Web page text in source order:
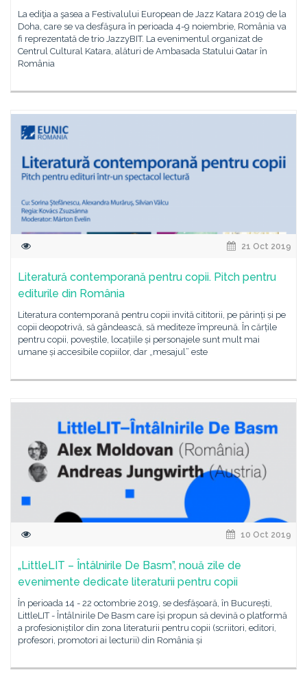
La ediţia a şasea a Festivalului European de Jazz Katara 2019 de la
Doha, care se va desfăşura în perioada 4-9 noiembrie, România va
fi reprezentată de trio JazzyBIT. La evenimentul organizat de
Centrul Cultural Katara, alături de Ambasada Statului Qatar în
România
21 Oct 2019
Literatură contemporană pentru copii. Pitch pentru
editurile din România
Literatura contemporană pentru copii invită cititorii, pe părinți și pe
copii deopotrivă, să gândească, să mediteze împreună. În cărțile
pentru copii, poveștile, locațiile și personajele sunt mult mai
umane și accesibile copiilor, dar „mesajul” este
10 Oct 2019
„LittleLIT – Întâlnirile De Basm”, nouă zile de
evenimente dedicate literaturii pentru copii
În perioada 14 - 22 octombrie 2019, se desfășoară, în București,
LittleLIT - Întâlnirile De Basm care își propun să devină o platformă
a profesioniștilor din zona literaturii pentru copii (scriitori, editori,
profesori, promotori ai lecturii) din România și